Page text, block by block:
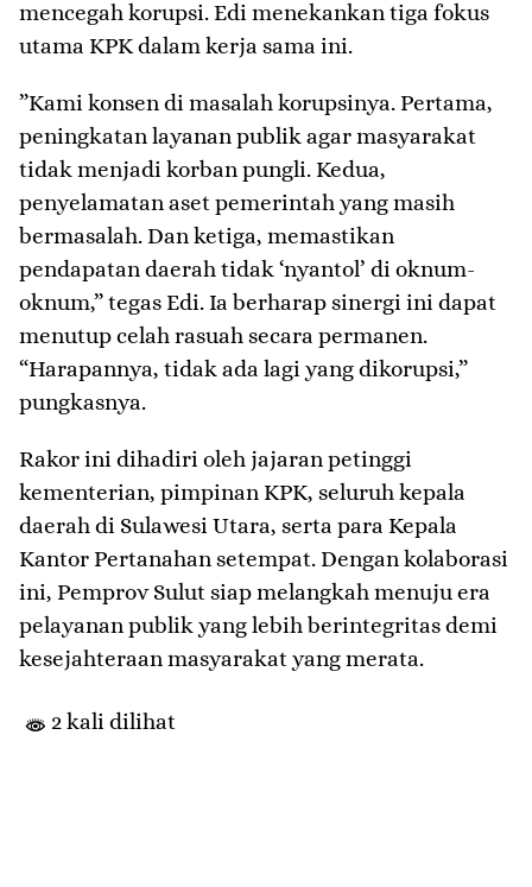
mencegah korupsi. Edi menekankan tiga fokus
utama KPK dalam kerja sama ini.
​”Kami konsen di masalah korupsinya. Pertama,
peningkatan layanan publik agar masyarakat
tidak menjadi korban pungli. Kedua,
penyelamatan aset pemerintah yang masih
bermasalah. Dan ketiga, memastikan
pendapatan daerah tidak ‘nyantol’ di oknum-
oknum,” tegas Edi. Ia berharap sinergi ini dapat
menutup celah rasuah secara permanen.
“Harapannya, tidak ada lagi yang dikorupsi,”
pungkasnya.
​Rakor ini dihadiri oleh jajaran petinggi
kementerian, pimpinan KPK, seluruh kepala
daerah di Sulawesi Utara, serta para Kepala
Kantor Pertanahan setempat. Dengan kolaborasi
ini, Pemprov Sulut siap melangkah menuju era
pelayanan publik yang lebih berintegritas demi
kesejahteraan masyarakat yang merata.
2 kali dilihat